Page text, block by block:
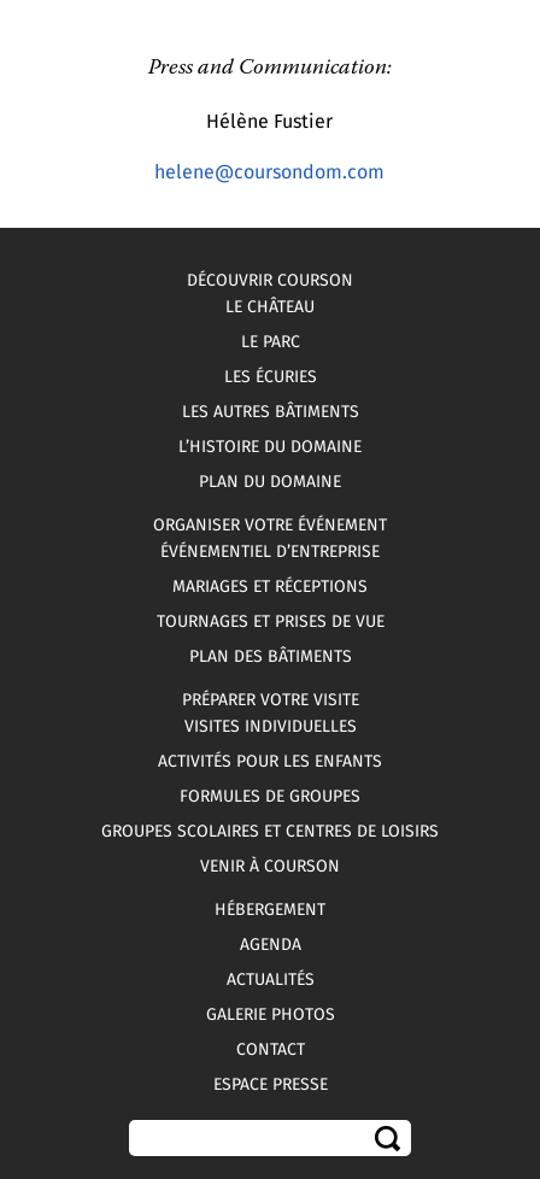
Press and Communication:
Hélène Fustier
helene@coursondom.com
DÉCOUVRIR COURSON
LE CHÂTEAU
LE PARC
LES ÉCURIES
LES AUTRES BÂTIMENTS
L’HISTOIRE DU DOMAINE
PLAN DU DOMAINE
ORGANISER VOTRE ÉVÉNEMENT
ÉVÉNEMENTIEL D’ENTREPRISE
MARIAGES ET RÉCEPTIONS
TOURNAGES ET PRISES DE VUE
PLAN DES BÂTIMENTS
PRÉPARER VOTRE VISITE
VISITES INDIVIDUELLES
ACTIVITÉS POUR LES ENFANTS
FORMULES DE GROUPES
GROUPES SCOLAIRES ET CENTRES DE LOISIRS
VENIR À COURSON
HÉBERGEMENT
AGENDA
ACTUALITÉS
GALERIE PHOTOS
CONTACT
ESPACE PRESSE